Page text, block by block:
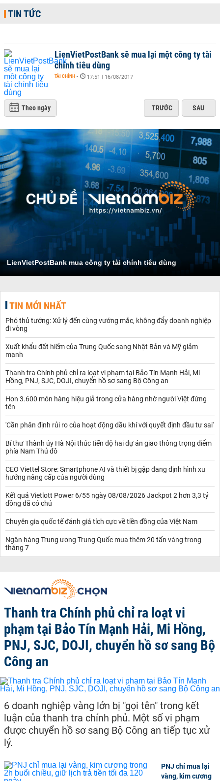
TIN TỨC
LienVietPostBank sẽ mua lại một công ty tài
chính tiêu dùng
TÀI CHÍNH - 17:51 | 16/08/2017
Theo ngày TRƯỚC SAU
LienVietPostBank mua công ty tài chính tiêu dùng
TIN MỚI NHẤT
Phó thủ tướng: Xử lý đến cùng vướng mắc, không đẩy doanh nghiệp
đi vòng
Xuất khẩu đất hiếm của Trung Quốc sang Nhật Bản và Mỹ giảm
mạnh
Thanh tra Chính phủ chỉ ra loạt vi phạm tại Bảo Tín Mạnh Hải, Mi
Hồng, PNJ, SJC, DOJI, chuyển hồ sơ sang Bộ Công an
Hơn 3.600 món hàng hiệu giả trong cửa hàng nhờ người Việt đứng
tên
'Cần phân định rủi ro của hoạt động dầu khí với quyết định đầu tư sai'
Bí thư Thành ủy Hà Nội thúc tiến độ hai dự án giao thông trọng điểm
phía Nam Thủ đô
CEO Viettel Store: Smartphone AI và thiết bị gập đang định hình xu
hướng nâng cấp của người dùng
Kết quả Vietlott Power 6/55 ngày 08/08/2026 Jackpot 2 hơn 3,3 tỷ
đồng đã có chủ
Chuyên gia quốc tế đánh giá tích cực về tiền đồng của Việt Nam
Ngân hàng Trung ương Trung Quốc mua thêm 20 tấn vàng trong
tháng 7
Thanh tra Chính phủ chỉ ra loạt vi
phạm tại Bảo Tín Mạnh Hải, Mi Hồng,
PNJ, SJC, DOJI, chuyển hồ sơ sang Bộ
Công an
6 doanh nghiệp vàng lớn bị "gọi tên" trong kết
luận của thanh tra chính phủ. Một số vi phạm
được chuyển hồ sơ sang Bộ Công an tiếp tục xử
lý.
PNJ chỉ mua lại
vàng, kim cương